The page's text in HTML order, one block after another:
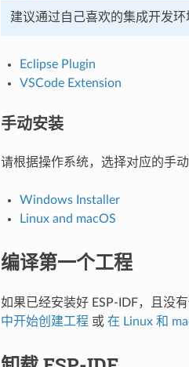
建议通过自己喜欢的集成开发环
Eclipse Plugin
VSCode Extension
手动安装
请根据操作系统，选择对应的手动
Windows Installer
Linux and macOS
编译第一个工程
如果已经安装好 ESP-IDF，且没
中开始创建工程 或 在 Linux 和